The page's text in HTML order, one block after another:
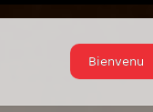
Bienvenu